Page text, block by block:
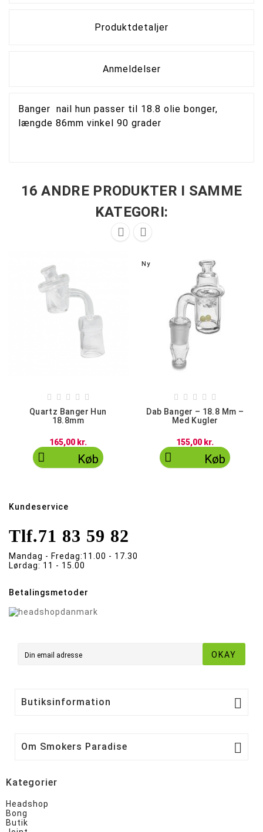
Produktdetaljer
Anmeldelser
Banger nail hun passer til 18.8 olie bonger,
længde 86mm vinkel 90 grader
16 ANDRE PRODUKTER I SAMME
KATEGORI:
 
    
Quartz Banger Hun
18.8mm
165,00 kr.
 Køb
Ny
    
Dab Banger – 18.8 Mm –
Med Kugler
155,00 kr.
 Køb
Kundeservice
Tlf.71 83 59 82
Mandag - Fredag:11.00 - 17.30
Lørdag: 11 - 15.00
Betalingsmetoder
OKAY
Butiksinformation 
Om Smokers Paradise 
Kategorier
Headshop
Bong
Butik